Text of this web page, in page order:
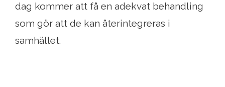
dag kommer att få en adekvat behandling
som gör att de kan återintegreras i
samhället.